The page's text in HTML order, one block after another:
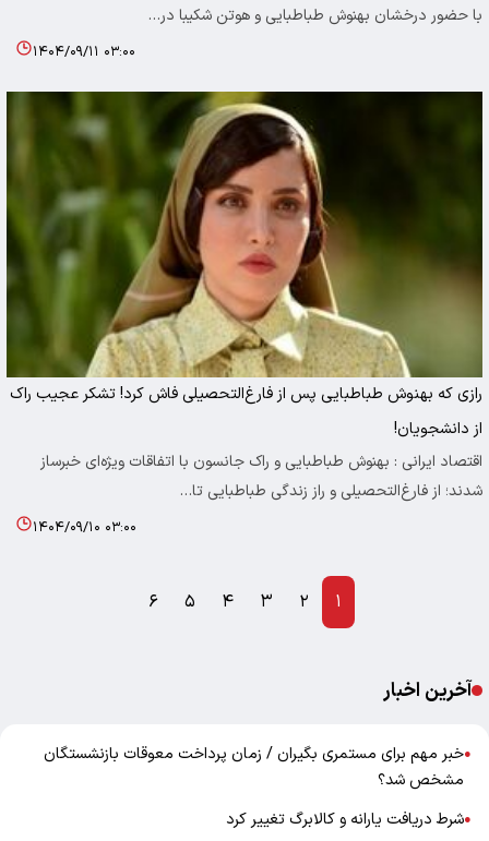
با حضور درخشان بهنوش طباطبایی و هوتن شکیبا در…
۱۴۰۴/۰۹/۱۱ ۰۳:۰۰
رازی که بهنوش طباطبایی پس از فارغ‌التحصیلی فاش کرد! تشکر عجیب راک
از دانشجویان!
اقتصاد ایرانی : بهنوش طباطبایی و راک جانسون با اتفاقات ویژه‌ای خبرساز
شدند؛ از فارغ‌التحصیلی و راز زندگی طباطبایی تا…
۱۴۰۴/۰۹/۱۰ ۰۳:۰۰
۱ ۲ ۳ ۴ ۵ ۶
آخرین اخبار
●خبر مهم برای مستمری بگیران / زمان پرداخت معوقات بازنشستگان
مشخص شد؟
●شرط دریافت یارانه و کالابرگ تغییر کرد